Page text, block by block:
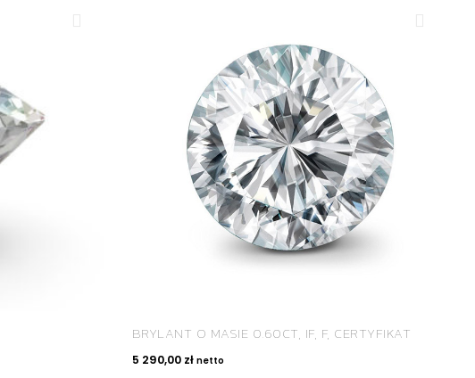
BRYLANT O MASIE 0.60CT, IF, F, CERTYFIKAT
5 290,00 zł netto